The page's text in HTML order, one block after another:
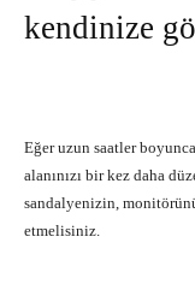
kendinize
Eğer uzun saatler
alanınızı bir kez daha
sandalyenizin,
etmelisiniz.